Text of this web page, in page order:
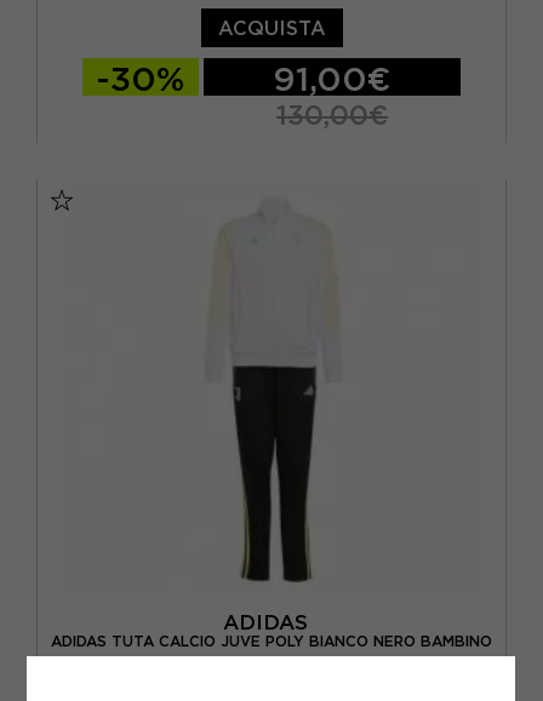
ACQUISTA
-30% 91,00€
130,00€
ADIDAS
ADIDAS TUTA CALCIO JUVE POLY BIANCO NERO BAMBINO